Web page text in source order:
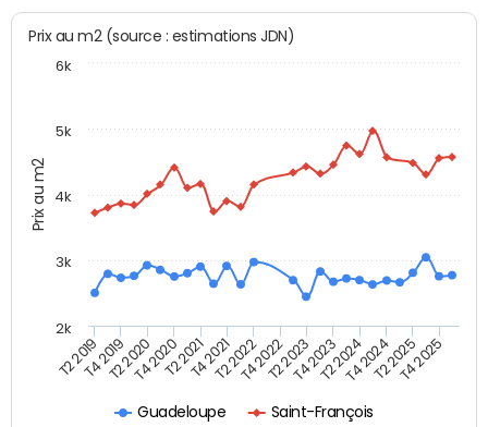
Prix au m2
Prix au m2 (source : estimations JDN)
Guadeloupe Saint-François
T2 2019T4 2019T2 2020T4 2020T2 2021T4 2021T2 2022T4 2022T2 2023T4 2023T2 2024T4 2024T2 2025T4 2025
2k
3k
4k
5k
6k